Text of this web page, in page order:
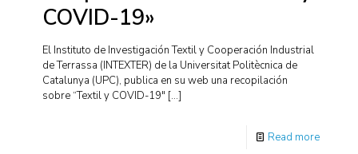
COVID-19»
El Instituto de Investigación Textil y Cooperación Industrial
de Terrassa (INTEXTER) de la Universitat Politècnica de
Catalunya (UPC), publica en su web una recopilación
sobre “Textil y COVID-19″ […]
Read more